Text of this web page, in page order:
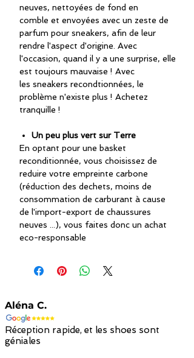
neuves, nettoyées de fond en
comble et envoyées avec un zeste de
parfum pour sneakers, afin de leur
rendre l'aspect d'origine. Avec
l'occasion, quand il y a une surprise, elle
est toujours mauvaise ! Avec
les sneakers recondtionnées, le
problème n'existe plus ! Achetez
tranquille !
Un peu plus vert sur Terre
En optant pour une basket
reconditionnée, vous choisissez de
reduire votre empreinte carbone
(réduction des dechets, moins de
consommation de carburant à cause
de l'import-export de chaussures
neuves ...), vous faites donc un achat
eco-responsable
Aléna C.
Réception rapide, et les shoes sont
géniales